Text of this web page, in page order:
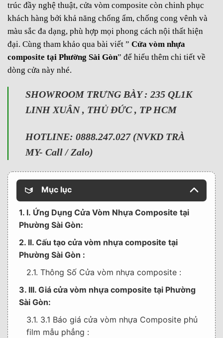
trúc đầy nghệ thuật, cửa vòm composite còn chinh phục
khách hàng bởi khả năng chống ẩm, chống cong vênh và
màu sắc đa dạng, phù hợp mọi phong cách nội thất hiện
đại. Cùng tham khảo qua bài viết ” Cửa vòm nhựa
composite tại Phường Sài Gòn” để hiểu thêm chi tiết về
dòng cửa này nhé.
SHOWROOM TRƯNG BÀY : 235 QL1K
LINH XUÂN , THỦ ĐỨC , TP HCM
HOTLINE: 0888.247.027 (NVKD TRÀ
MY- Call / Zalo)
Mục lục
1. I. Ứng Dụng Cửa Vòm Nhựa Composite tại
Phường Sài Gòn:
2. II. Cấu tạo cửa vòm nhựa composite tại
Phường Sài Gòn :
2.1. Thông Số Cửa vòm nhựa composite :
3. III. Giá cửa vòm nhựa composite tại Phường
Sài Gòn:
3.1. 3.1 Báo giá cửa vòm nhựa Composite phủ
film mẫu phẳng :